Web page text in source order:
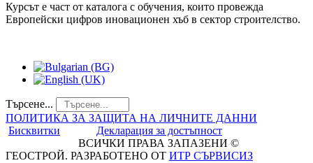
Курсът е част от каталога с обучения, които провежда
Европейски цифров иновационен хъб в сектор строителство.
Търсене...
ПОЛИТИКА ЗА ЗАЩИТА НА ЛИЧНИТЕ ДАННИ
Бисквитки
Декларация за достъпност
ВСИЧКИ ПРАВА ЗАПАЗЕНИ ©
ГЕОСТРОЙ. РАЗРАБОТЕНО ОТ ИТР СЪРВИСИЗ